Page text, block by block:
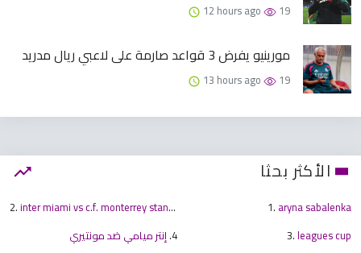
12 hours ago 19
مورينيو يفرض 3 قواعد صارمة على لاعبي ريال مدريد
13 hours ago 19
الأكثر بحثا
1. aryna sabalenka
2.inter miami vs c.f. monterrey standings
3.leagues cup
4. إنتر ميامي ضد مونتيري